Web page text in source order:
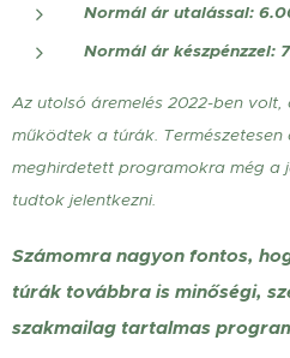
Normál ár utalással:
Normál ár
Az utolsó áremelés 2022-ben
működtek a túrák. Természetesen
meghirdetett programokra még a
tudtok jelentkezni.
Számomra nagyon fontos,
túrák továbbra is minőségi,
szakmailag tartalmas